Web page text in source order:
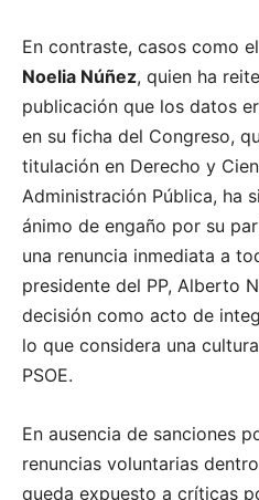
En contraste, casos como
Noelia Núñez, quien ha
publicación que los datos
en su ficha del Congreso,
titulación en Derecho y
Administración Pública, ha
ánimo de engaño por su
una renuncia inmediata a
presidente del PP, Alberto
decisión como acto de
lo que considera una
PSOE.
En ausencia de sanciones
renuncias voluntarias
queda expuesto a críticas